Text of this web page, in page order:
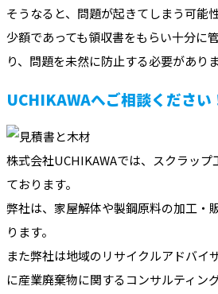
そうなると、問題が起きてしまう可能
少額であっても領収書をもらい十分に
り、問題を未然に防止する必要がありま
UCHIKAWAへご相談ください
株式会社UCHIKAWAでは、スクラップ
ております。
弊社は、家屋解体や製鋼原料の加工・
ります。
また弊社は地域のリサイクルアドバイ
に産業廃棄物に関するコンサルティン